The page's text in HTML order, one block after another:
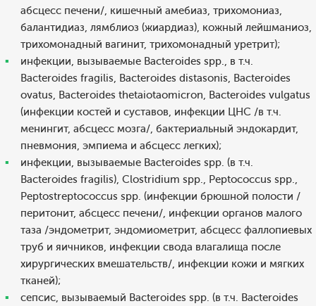
абсцесс печени/, кишечный амебиаз, трихомониаз,
балантидиаз, лямблиоз (жиардиаз), кожный лейшманиоз,
трихомонадный вагинит, трихомонадный уретрит);
инфекции, вызываемые Bacteroides spp., в т.ч.
Bacteroides fragilis, Bacteroides distasonis, Bacteroides
ovatus, Bacteroides thetaiotaomicron, Bacteroides vulgatus
(инфекции костей и суставов, инфекции ЦНС /в т.ч.
менингит, абсцесс мозга/, бактериальный эндокардит,
пневмония, эмпиема и абсцесс легких);
инфекции, вызываемые Bacteroides spp. (в т.ч.
Bacteroides fragilis), Clostridium spp., Peptococcus spp.,
Peptostreptococcus spp. (инфекции брюшной полости /
перитонит, абсцесс печени/, инфекции органов малого
таза /эндометрит, эндомиометрит, абсцесс фаллопиевых
труб и яичников, инфекции свода влагалища после
хирургических вмешательств/, инфекции кожи и мягких
тканей);
сепсис, вызываемый Bacteroides spp. (в т.ч. Bacteroides